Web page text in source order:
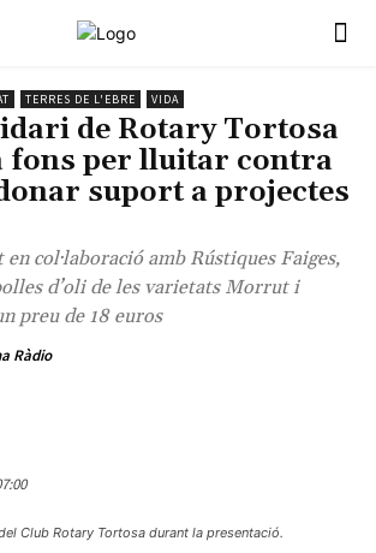
TERRES DE L'EBRE VIDA
de Rotary Tortosa
fons per lluitar contra
suport a projectes
col·laboració amb Rústiques Faiges,
d’oli de les varietats Morrut i
preu de 18 euros
Ràdio
Club Rotary Tortosa durant la presentació.